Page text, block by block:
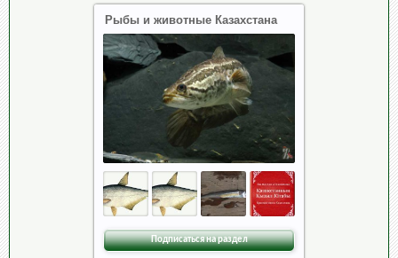
Рыбы и животные Казахстана
Подписаться на раздел